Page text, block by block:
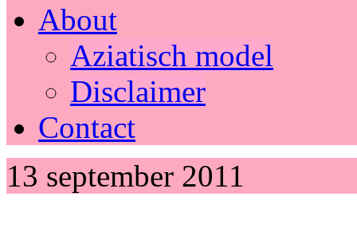
About
Aziatisch model
Disclaimer
Contact
13 september 2011